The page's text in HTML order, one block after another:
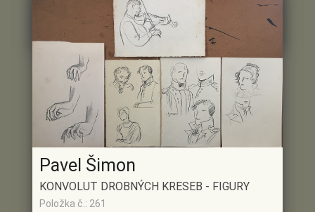
50 CZK(3 €)
Poslední dražitel: ID7**8Historie příhozu
Pavel Šimon
KONVOLUT DROBNÝCH KRESEB - FIGURY
Položka č.: 261